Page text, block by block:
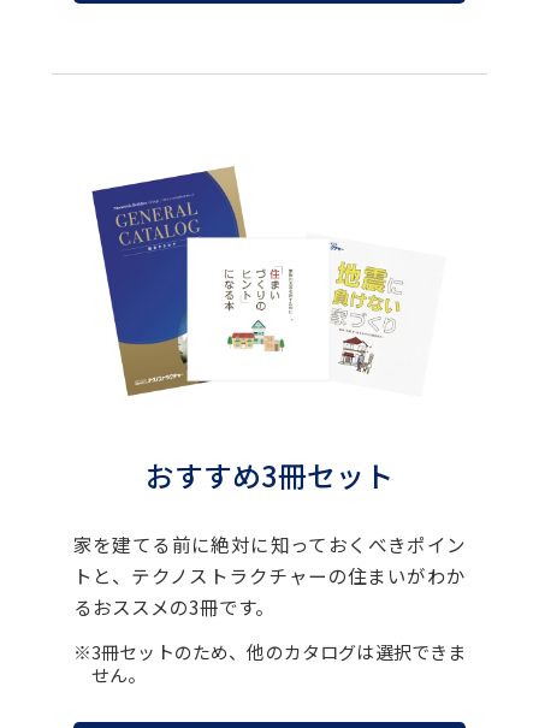
おすすめ3冊セット
家を建てる前に絶対に知っておくべきポイン
トと、テクノストラクチャーの住まいがわか
るおススメの3冊です。
※3冊セットのため、他のカタログは選択できま
せん。